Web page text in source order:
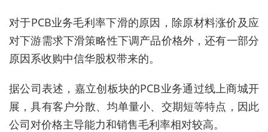
对于PCB业务毛利率下滑的原因，除原材料涨价及应
对下游需求下滑策略性下调产品价格外，还有一部分
原因系收购中信华股权带来的。
据公司表述，嘉立创板块的PCB业务通过线上商城开
展，具有客户分散、均单量小、交期短等特点，因此
公司对价格主导能力和销售毛利率相对较高。